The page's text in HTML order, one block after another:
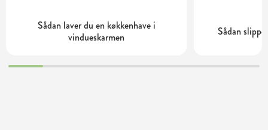
Sådan laver du en køkkenhave i
vindueskarmen
Sådan